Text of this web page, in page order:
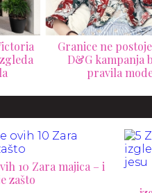
nova
Hermès Hong
se vratio i
umetnička galerija
10 Zara majica – i
zašto